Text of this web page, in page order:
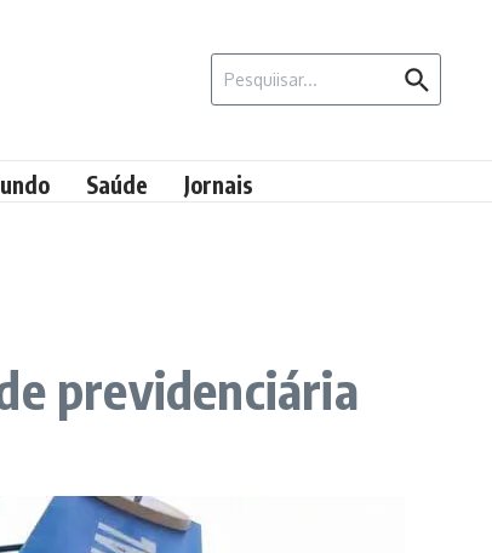
Saúde Jornais
previdenciária